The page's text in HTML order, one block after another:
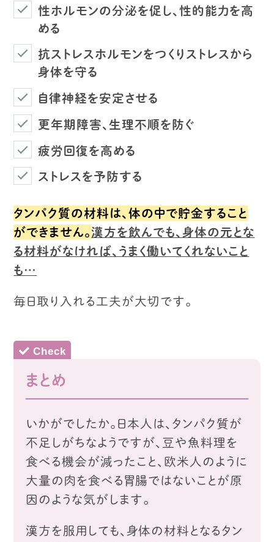
性ホルモンの分泌を促し、性的能力を高
める
抗ストレスホルモンをつくりストレスから
身体を守る
自律神経を安定させる
更年期障害、生理不順を防ぐ
疲労回復を高める
ストレスを予防する
タンパク質の材料は、体の中で貯金すること
ができません。漢方を飲んでも、身体の元とな
る材料がなければ、うまく働いてくれないこと
も…
毎日取り入れる工夫が大切です。
まとめ
いかがでしたか。 日本人は、タンパク質が
不足しがちなようですが、 豆や魚料理を
食べる機会が減ったこと、 欧米人のように
大量の肉を食べる胃腸ではないことが原
因のような気がします。
漢方を服用しても、身体の材料となるタン